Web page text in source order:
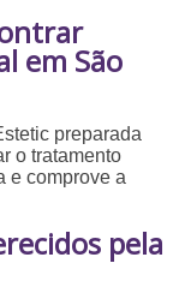
em São
preparada
o tratamento
e comprove a
pela